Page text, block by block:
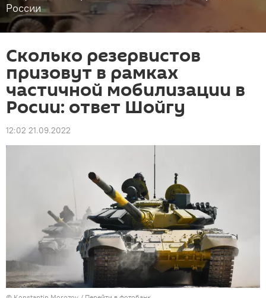
России
Сколько резервистов
призовут в рамках
частичной мобилизации в
Росии: ответ Шойгу
12:02 21.09.2022